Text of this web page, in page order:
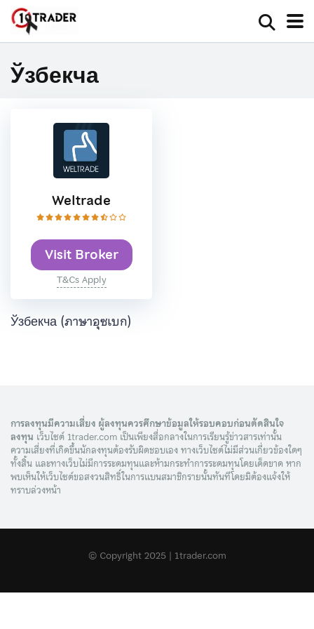
Ўзбекча
Weltrade
Visit Broker
T&Cs Apply
Ўзбекча (ภาษาอุซเบก)
การลงทุนมีความเสี่ยง ผู้ลงทุนควรศึกษาข้อมูลให้รอบคอบก่อนตัดสินใจ
ลงทุน เว็บไซต์ 1trader.com เป็นเพียงสื่อกลางในการเรียนรู้ข่าวสารเท่านั้น
ความเสี่ยงที่เกิดขึ้นนักลงทุนต้องรับผิดชอบเอง ทางเว็บไซต์ไม่มีส่วนเกี่ยวข้องใดๆ
ทั้งสิ้น และทางเว็บไม่มีการระดมทุนและห้ามกระทำการระดมทุนโดยเด็ดขาด หาก
พบเห็นให้เว็บไซต์ขอสงวนสิทธิ์ในการแบนสมาชิกรายนั้นทันทีโดยมิต้องแจ้งให้
ทราบล่วงหน้า
© Copyright 2025 | 1trader.com